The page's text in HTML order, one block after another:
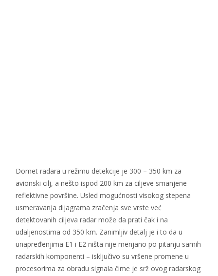
Domet radara u režimu detekcije je 300 – 350 km za
avionski cilj, a nešto ispod 200 km za ciljeve smanjene
reflektivne površine. Usled mogućnosti visokog stepena
usmeravanja dijagrama zračenja sve vrste već
detektovanih ciljeva radar može da prati čak i na
udaljenostima od 350 km. Zanimljiv detalj je i to da u
unapređenjima E1 i E2 ništa nije menjano po pitanju samih
radarskih komponenti – isključivo su vršene promene u
procesorima za obradu signala čime je srž ovog radarskog